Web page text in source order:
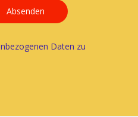
Absenden
Daten zu